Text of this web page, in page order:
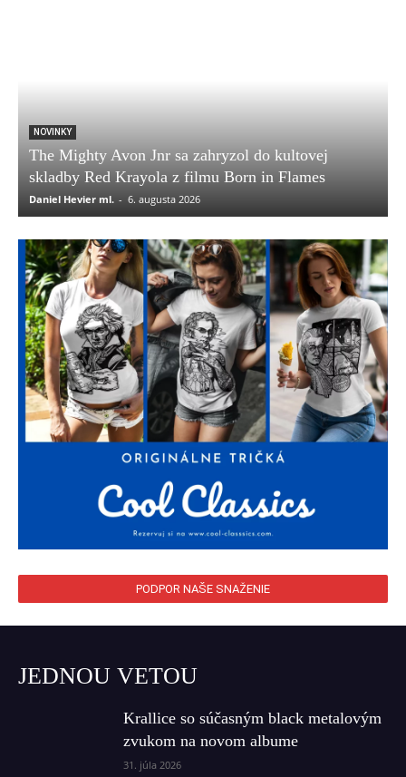
NOVINKY
The Mighty Avon Jnr sa zahryzol do kultovej
skladby Red Krayola z filmu Born in Flames
Daniel Hevier ml. - 6. augusta 2026
PODPOR NAŠE SNAŽENIE
JEDNOU VETOU
Krallice so súčasným black metalovým
zvukom na novom albume
31. júla 2026